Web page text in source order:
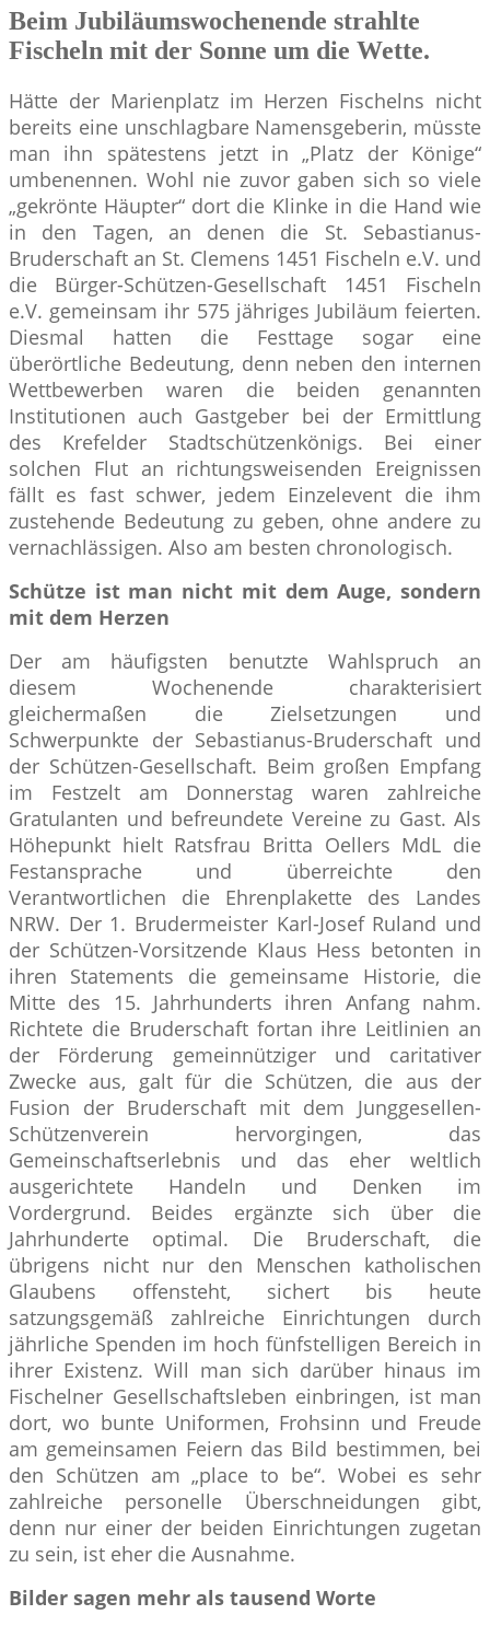
Beim Jubiläumswochenende strahlte
Fischeln mit der Sonne um die Wette.
Hätte der Marienplatz im Herzen Fischelns nicht
bereits eine unschlagbare Namensgeberin, müsste
man ihn spätestens jetzt in „Platz der Könige“
umbenennen. Wohl nie zuvor gaben sich so viele
„gekrönte Häupter“ dort die Klinke in die Hand wie
in den Tagen, an denen die St. Sebastianus-
Bruderschaft an St. Clemens 1451 Fischeln e.V. und
die Bürger-Schützen-Gesellschaft 1451 Fischeln
e.V. gemeinsam ihr 575 jähriges Jubiläum feierten.
Diesmal hatten die Festtage sogar eine
überörtliche Bedeutung, denn neben den internen
Wettbewerben waren die beiden genannten
Institutionen auch Gastgeber bei der Ermittlung
des Krefelder Stadtschützenkönigs. Bei einer
solchen Flut an richtungsweisenden Ereignissen
fällt es fast schwer, jedem Einzelevent die ihm
zustehende Bedeutung zu geben, ohne andere zu
vernachlässigen. Also am besten chronologisch.
Schütze ist man nicht mit dem Auge, sondern
mit dem Herzen
Der am häufigsten benutzte Wahlspruch an
diesem Wochenende charakterisiert
gleichermaßen die Zielsetzungen und
Schwerpunkte der Sebastianus-Bruderschaft und
der Schützen-Gesellschaft. Beim großen Empfang
im Festzelt am Donnerstag waren zahlreiche
Gratulanten und befreundete Vereine zu Gast. Als
Höhepunkt hielt Ratsfrau Britta Oellers MdL die
Festansprache und überreichte den
Verantwortlichen die Ehrenplakette des Landes
NRW. Der 1. Brudermeister Karl-Josef Ruland und
der Schützen-Vorsitzende Klaus Hess betonten in
ihren Statements die gemeinsame Historie, die
Mitte des 15. Jahrhunderts ihren Anfang nahm.
Richtete die Bruderschaft fortan ihre Leitlinien an
der Förderung gemeinnütziger und caritativer
Zwecke aus, galt für die Schützen, die aus der
Fusion der Bruderschaft mit dem Junggesellen-
Schützenverein hervorgingen, das
Gemeinschaftserlebnis und das eher weltlich
ausgerichtete Handeln und Denken im
Vordergrund. Beides ergänzte sich über die
Jahrhunderte optimal. Die Bruderschaft, die
übrigens nicht nur den Menschen katholischen
Glaubens offensteht, sichert bis heute
satzungsgemäß zahlreiche Einrichtungen durch
jährliche Spenden im hoch fünfstelligen Bereich in
ihrer Existenz. Will man sich darüber hinaus im
Fischelner Gesellschaftsleben einbringen, ist man
dort, wo bunte Uniformen, Frohsinn und Freude
am gemeinsamen Feiern das Bild bestimmen, bei
den Schützen am „place to be“. Wobei es sehr
zahlreiche personelle Überschneidungen gibt,
denn nur einer der beiden Einrichtungen zugetan
zu sein, ist eher die Ausnahme.
Bilder sagen mehr als tausend Worte